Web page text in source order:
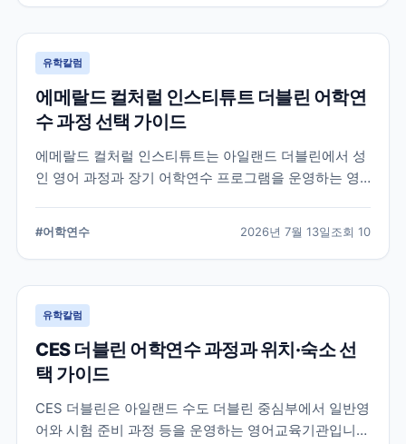
유학칼럼
에메랄드 컬처럴 인스티튜트 더블린 어학연
수 과정 선택 가이드
에메랄드 컬처럴 인스티튜트는 아일랜드 더블린에서 성
인 영어 과정과 장기 어학연수 프로그램을 운영하는 영
기준을 정리합니다.
#어학연수 2026년 7월 13일조회 10
유학칼럼
CES 더블린 어학연수 과정과 위치·숙소 선
택 가이드
CES 더블린은 아일랜드 수도 더블린 중심부에서 일반영
어와 시험 준비 과정 등을 운영하는 영어교육기관입니